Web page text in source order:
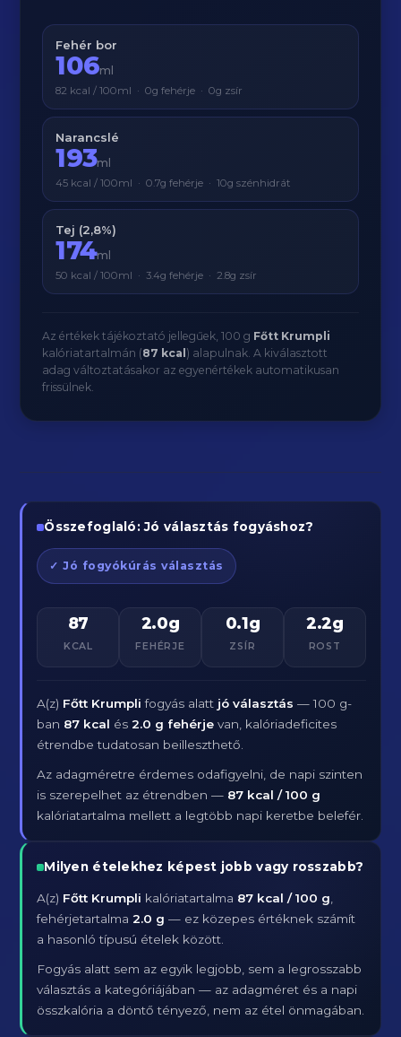
Fehér bor
106ml
82 kcal / 100ml · 0g fehérje · 0g zsír
Narancslé
193ml
45 kcal / 100ml · 0.7g fehérje · 10g szénhidrát
Tej (2,8%)
174ml
50 kcal / 100ml · 3.4g fehérje · 2.8g zsír
Az értékek tájékoztató jellegűek, 100 g Főtt Krumpli
kalóriatartalmán (87 kcal ) alapulnak. A kiválasztott
adag változtatásakor az egyenértékek automatikusan
frissülnek.
Összefoglaló: Jó választás fogyáshoz?
✓ Jó fogyókúrás választás
87
KCAL
2.0g
FEHÉRJE
0.1g
ZSÍR
2.2g
ROST
A(z) Főtt Krumpli fogyás alatt jó választás — 100 g-
ban 87 kcal és2.0 g fehérje van, kalóriadeficites
étrendbe tudatosan beilleszthető.
Az adagméretre érdemes odafigyelni, de napi szinten
is szerepelhet az étrendben — 87 kcal / 100 g
kalóriatartalma mellett a legtöbb napi keretbe belefér.
Milyen ételekhez képest jobb vagy rosszabb?
A(z) Főtt Krumpli kalóriatartalma 87 kcal / 100 g
fehérjetartalma2.0 g — ez közepes értéknek számít
a hasonló típusú ételek között.
Fogyás alatt sem az egyik legjobb, sem a legrosszabb
választás a kategóriájában — az adagméret és a napi
összkalória a döntő tényező, nem az étel önmagában.